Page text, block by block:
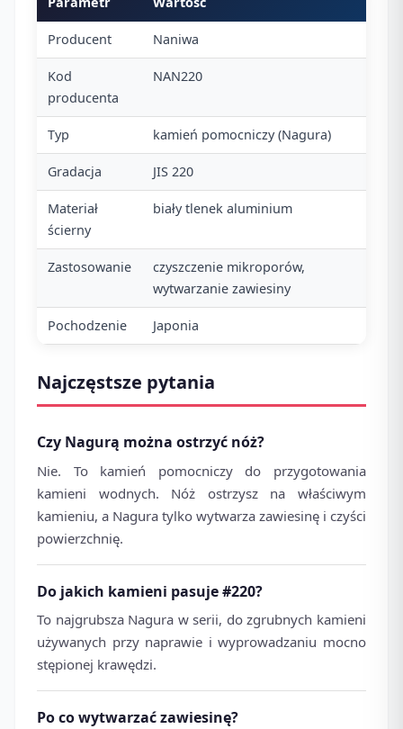
Producent Naniwa
Kod
producenta
NAN220
Typ kamień pomocniczy (Nagura)
Gradacja JIS 220
Materiał
ścierny
biały tlenek aluminium
Zastosowanie
czyszczenie mikroporów,
wytwarzanie zawiesiny
Pochodzenie Japonia
Najczęstsze pytania
Czy Nagurą można ostrzyć nóż?
Nie. To kamień pomocniczy do przygotowania
kamieni wodnych. Nóż ostrzysz na właściwym
kamieniu, a Nagura tylko wytwarza zawiesinę i czyści
powierzchnię.
Do jakich kamieni pasuje #220?
To najgrubsza Nagura w serii, do zgrubnych kamieni
używanych przy naprawie i wyprowadzaniu mocno
stępionej krawędzi.
Po co wytwarzać zawiesinę?